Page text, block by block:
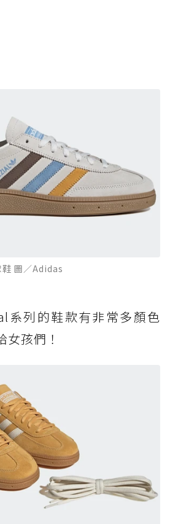
圖／Adidas
系列的鞋款有非常多顏色
孩們！